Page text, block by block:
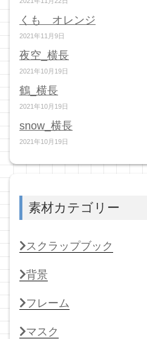
くも オレンジ
2021年11月9日
夜空_横長
2021年10月19日
鶴_横長
2021年10月19日
snow_横長
2021年10月19日
素材カテゴリー
スクラップブック
背景
フレーム
マスク